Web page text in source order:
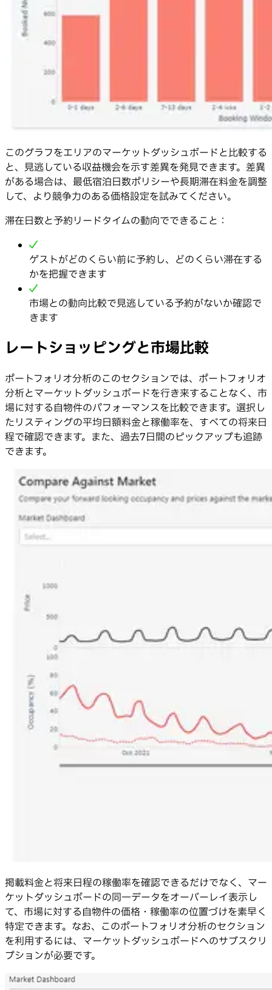
このグラフをエリアのマーケットダッシュボードと比較する
と、見逃している収益機会を示す差異を発見できます。差異
がある場合は、最低宿泊日数ポリシーや長期滞在料金を調整
して、より競争力のある価格設定を試みてください。
滞在日数と予約リードタイムの動向でできること：
ゲストがどのくらい前に予約し、どのくらい滞在する
かを把握できます
市場との動向比較で見逃している予約がないか確認で
きます
レートショッピングと市場比較
ポートフォリオ分析のこのセクションでは、ポートフォリオ
分析とマーケットダッシュボードを行き来することなく、市
場に対する自物件のパフォーマンスを比較できます。選択し
たリスティングの平均日額料金と稼働率を、すべての将来日
程で確認できます。また、過去7日間のピックアップも追跡
できます。
掲載料金と将来日程の稼働率を確認できるだけでなく、マー
ケットダッシュボードの同一データをオーバーレイ表示し
て、市場に対する自物件の価格・稼働率の位置づけを素早く
特定できます。なお、このポートフォリオ分析のセクション
を利用するには、マーケットダッシュボードへのサブスクリ
プションが必要です。